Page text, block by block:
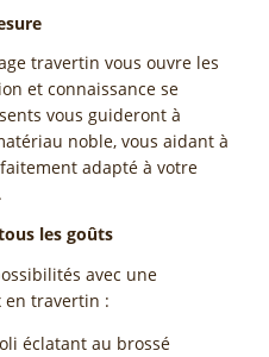
travertin vous ouvre les
et connaissance se
vous guideront à
noble, vous aidant à
adapté à votre
les goûts
avec une
en travertin :
éclatant au brossé